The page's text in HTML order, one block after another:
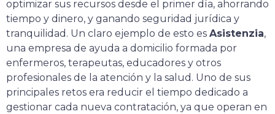
optimizar sus recursos desde el primer día, ahorrando
tiempo y dinero, y ganando seguridad jurídica y
tranquilidad. Un claro ejemplo de esto es Asistenzia,
una empresa de ayuda a domicilio formada por
enfermeros, terapeutas, educadores y otros
profesionales de la atención y la salud. Uno de sus
principales retos era reducir el tiempo dedicado a
gestionar cada nueva contratación, ya que operan en